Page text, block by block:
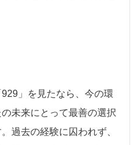
」を見たなら、今の環
未来にとって最善の選択
過去の経験に囚われず、